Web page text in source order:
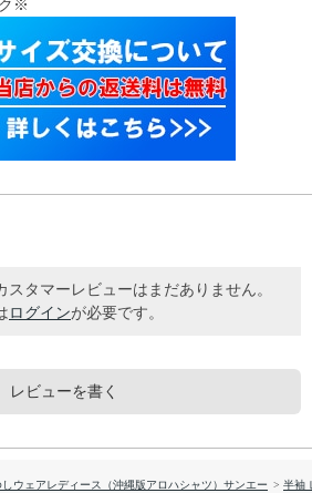
※
スタマーレビューはまだありません。
ログインが必要です。
レビューを書く
ウェアレディース（沖縄版アロハシャツ）サンエー > 半袖